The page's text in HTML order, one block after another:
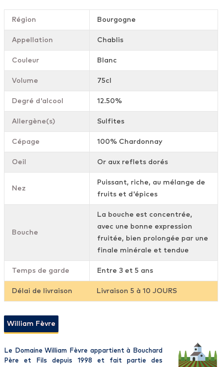
Région Bourgogne
Appellation Chablis
Couleur Blanc
Volume 75cl
Degré d'alcool 12.50%
Allergène(s) Sulfites
Cépage 100% Chardonnay
Oeil Or aux reflets dorés
Nez
Puissant, riche, au mélange de
fruits et d'épices
Bouche
La bouche est concentrée,
avec une bonne expression
fruitée, bien prolongée par une
finale minérale et tendue
Temps de garde Entre 3 et 5 ans
Délai de livraison Livraison 5 à 10 JOURS
William Fèvre
Le Domaine William Fèvre appartient à Bouchard
Père et Fils depuis 1998 et fait partie des